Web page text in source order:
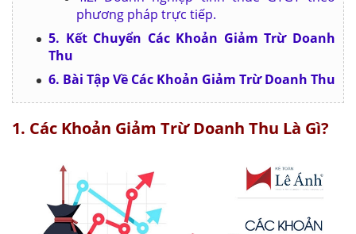
phương pháp trực tiếp.
5. Kết Chuyển Các Khoản Giảm Trừ Doanh
Thu
6. Bài Tập Về Các Khoản Giảm Trừ Doanh Thu
1. Các Khoản Giảm Trừ Doanh Thu Là Gì?